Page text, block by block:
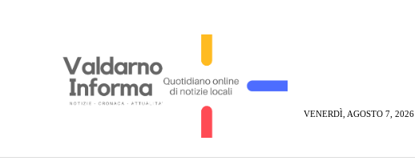
VENERDÌ, AGOSTO 7, 2026